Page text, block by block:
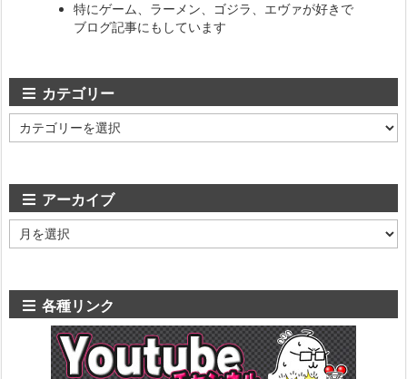
特にゲーム、ラーメン、ゴジラ、エヴァが好きで
ブログ記事にもしています
カテゴリー
テ
アーカイブ
ー
各種リンク